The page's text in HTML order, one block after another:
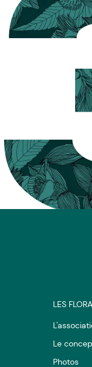
LES
Le
Photos